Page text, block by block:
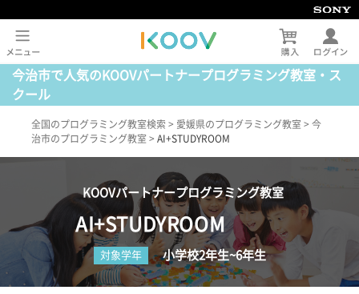
今治市で人気のKOOVパートナープログラミング教室・ス
クール
全国のプログラミング教室検索 > 愛媛県のプログラミング教室 > 今
治市のプログラミング教室 > AI+STUDYROOM
KOOVパートナープログラミング教室
AI+STUDYROOM
対象学年 小学校2年生~6年生